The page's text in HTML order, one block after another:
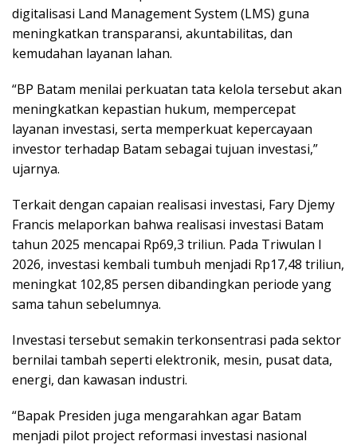
digitalisasi Land Management System (LMS) guna
meningkatkan transparansi, akuntabilitas, dan
kemudahan layanan lahan.
“BP Batam menilai perkuatan tata kelola tersebut akan
meningkatkan kepastian hukum, mempercepat
layanan investasi, serta memperkuat kepercayaan
investor terhadap Batam sebagai tujuan investasi,”
ujarnya.
Terkait dengan capaian realisasi investasi, Fary Djemy
Francis melaporkan bahwa realisasi investasi Batam
tahun 2025 mencapai Rp69,3 triliun. Pada Triwulan I
2026, investasi kembali tumbuh menjadi Rp17,48 triliun,
meningkat 102,85 persen dibandingkan periode yang
sama tahun sebelumnya.
Investasi tersebut semakin terkonsentrasi pada sektor
bernilai tambah seperti elektronik, mesin, pusat data,
energi, dan kawasan industri.
“Bapak Presiden juga mengarahkan agar Batam
menjadi pilot project reformasi investasi nasional